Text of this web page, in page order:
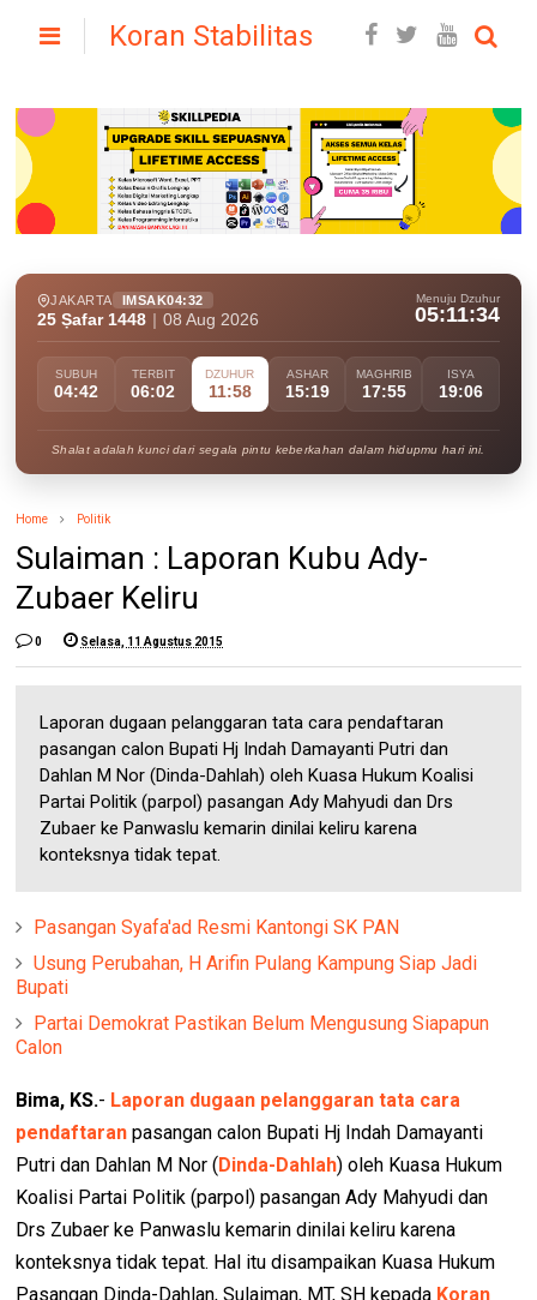
Koran Stabilitas
JAKARTA IMSAK04:32
25 Ṣafar 1448 08 Aug 2026
Menuju Dzuhur
05:11:32
SUBUH
04:42
TERBIT
06:02
DZUHUR
11:58
ASHAR
15:19
MAGHRIB
17:55
ISYA
19:06
Shalat adalah kunci dari segala pintu keberkahan dalam hidupmu hari ini.
Home Politik
Sulaiman : Laporan Kubu Ady-
Zubaer Keliru
0 Selasa, 11 Agustus 2015
Laporan dugaan pelanggaran tata cara pendaftaran
pasangan calon Bupati Hj Indah Damayanti Putri dan
Dahlan M Nor (Dinda-Dahlah) oleh Kuasa Hukum Koalisi
Partai Politik (parpol) pasangan Ady Mahyudi dan Drs
Zubaer ke Panwaslu kemarin dinilai keliru karena
konteksnya tidak tepat.
Pasangan Syafa'ad Resmi Kantongi SK PAN
Usung Perubahan, H Arifin Pulang Kampung Siap Jadi
Bupati
Partai Demokrat Pastikan Belum Mengusung Siapapun
Calon
Bima, KS.- Laporan dugaan pelanggaran tata cara
pendaftaran pasangan calon Bupati Hj Indah Damayanti
Putri dan Dahlan M Nor ( Dinda-Dahlah) oleh Kuasa Hukum
Koalisi Partai Politik (parpol) pasangan Ady Mahyudi dan
Drs Zubaer ke Panwaslu kemarin dinilai keliru karena
konteksnya tidak tepat. Hal itu disampaikan Kuasa Hukum
Pasangan Dinda-Dahlan, Sulaiman, MT, SH kepada Koran